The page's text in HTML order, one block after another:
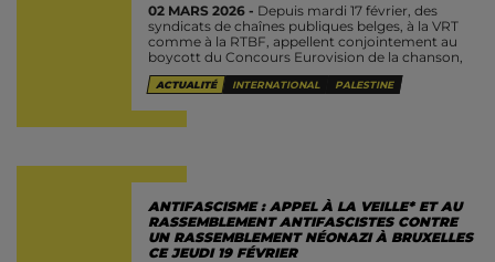
02 MARS 2026 - Depuis mardi 17 février, des
syndicats de chaînes publiques belges, à la VRT
comme à la RTBF, appellent conjointement au
boycott du Concours Eurovision de la chanson,
en raison de...
ACTUALITÉ INTERNATIONAL PALESTINE
ANTIFASCISME : APPEL À LA VEILLE* ET AU
RASSEMBLEMENT ANTIFASCISTES CONTRE
UN RASSEMBLEMENT NÉONAZI À BRUXELLES
CE JEUDI 19 FÉVRIER